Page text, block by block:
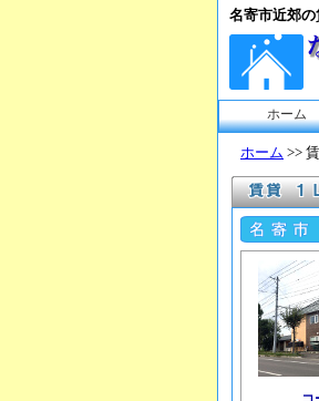
名寄市近郊
ホーム
ホーム >>